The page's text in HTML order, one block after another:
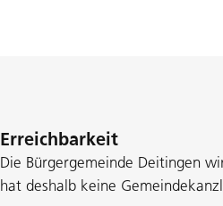
Erreichbarkeit
Die Bürgergemeinde Deitingen
hat deshalb keine